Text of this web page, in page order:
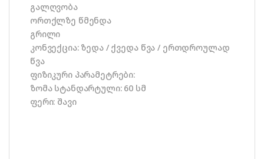
გალღვობა
ორთქლზე წმენდა
გრილი
კონვექცია: ზედა / ქვედა წვა / ერთდროულად
წვა
ფიზიკური პარამეტრები:
ზომა სტანდარტული: 60 სმ
ფერი: შავი